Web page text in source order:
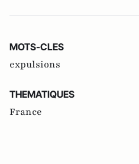
MOTS-CLES
expulsions
THEMATIQUES
France